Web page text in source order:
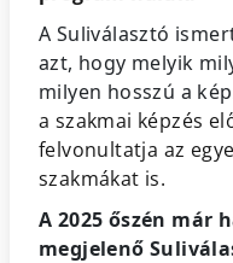
A Suliválasztó
azt, hogy melyik
milyen hosszú a
a szakmai képzés
felvonultatja az
szakmákat is.
A 2025 őszén már
megjelenő